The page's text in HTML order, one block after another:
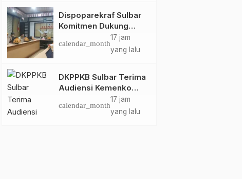
Dispoparekraf Sulbar
Komitmen Dukung
Penyusunan RAD
TPB/SDGs Sulawesi
calendar_month
17 jam
yang lalu
DKPPKB Sulbar Terima
Audiensi Kemenko
Kumham Imipas RI,
Perkuat Pelayanan
calendar_month
17 jam
yang lalu